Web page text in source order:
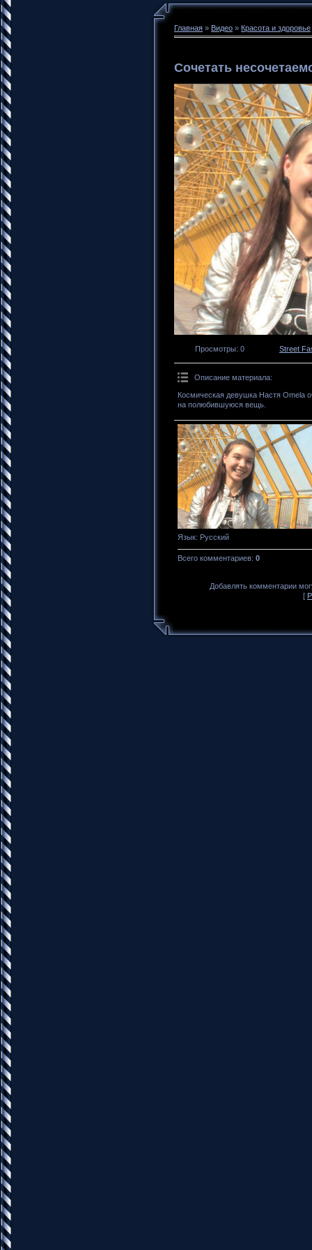
Главная » Видео » Красота и здоровье
Сочетать
Просмотры: 0 Street
Описание материала:
Космическая девушка Настя Omela
на полюбившуюся вещь.
Язык: Русский
Всего комментариев: 0
Добавлять комментарии
[